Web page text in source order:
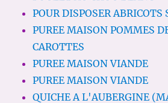
POUR DISPOSER ABRICOTS
PUREE MAISON POMMES
CAROTTES
PUREE MAISON VIANDE
PUREE MAISON VIANDE
QUICHE A L'AUBERGINE